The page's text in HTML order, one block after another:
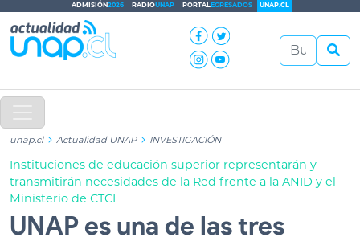
ADMISIÓN2026 RADIOUNAP PORTALEGRESADOS UNAP.CL
unap.cl Actualidad UNAP INVESTIGACIÓN
Instituciones de educación superior representarán y
transmitirán necesidades de la Red frente a la ANID y el
Ministerio de CTCI
UNAP es una de las tres